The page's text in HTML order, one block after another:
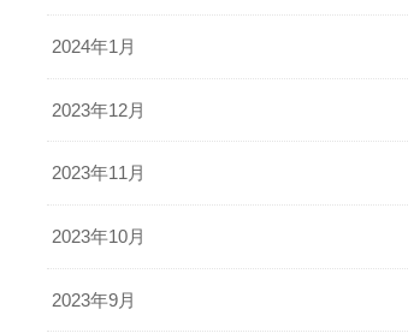
2024年1月
2023年12月
2023年11月
2023年10月
2023年9月